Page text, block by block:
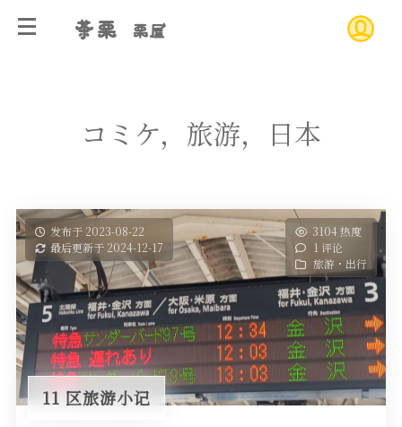
茶栗 栗屋
コミケ，旅游，日本
发布于 2023-08-22
最后更新于 2024-12-17
3104 热度
1 评论
旅游・出行
11 区旅游小记